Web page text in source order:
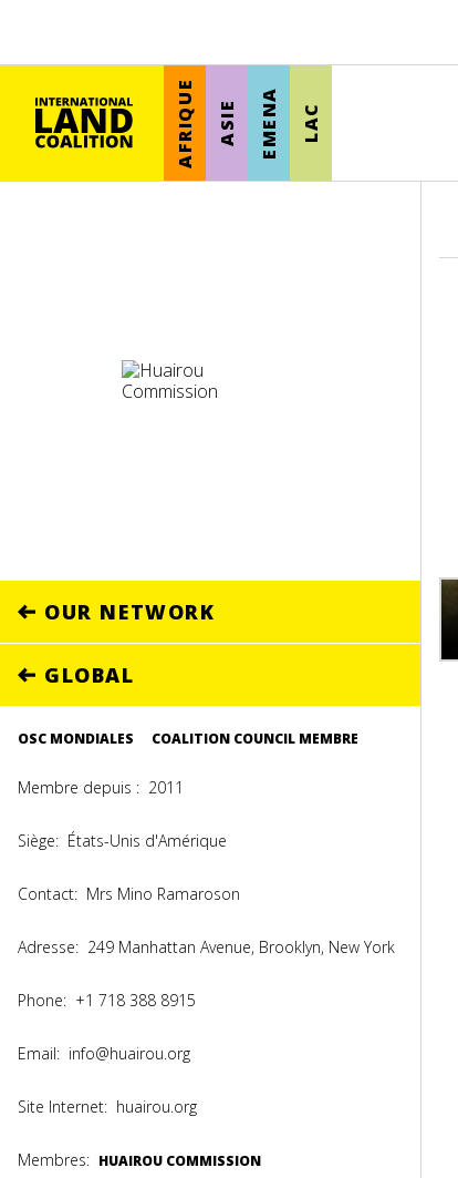
AFRIQUE ASIE EMENA LAC
OUR NETWORK
GLOBAL
OSC MONDIALES COALITION COUNCIL MEMBRE
Membre depuis : 2011
Siège: États-Unis d'Amérique
Contact: Mrs Mino Ramaroson
Adresse: 249 Manhattan Avenue, Brooklyn, New York
Phone: +1 718 388 8915
Email: info@huairou.org
Site Internet: huairou.org
Membres: HUAIROU COMMISSION